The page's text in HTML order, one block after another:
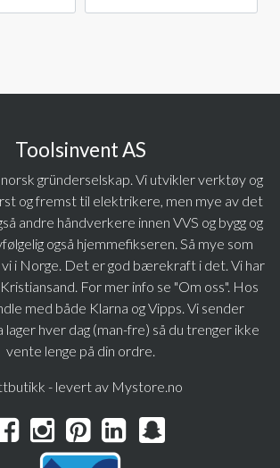
Toolsinvent AS
gründerselskap. Vi utvikler verktøy og
og fremst til elektrikere, men mye av det
andre håndverkere innen VVS og bygg og
også hjemmefikseren. Så mye som
i Norge. Det er god bærekraft i det. Vi har
For mer info se "Om oss". Hos
med både Klarna og Vipps. Vi sender
hver dag (man-fre) så du trenger ikke
vente lenge på din ordre.
- levert av Mystore.no